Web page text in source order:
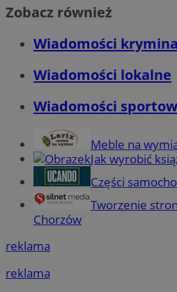
Zobacz również
Wiadomości
Wiadomości lokalne
Wiadomości
Meble na
Jak wyrobić
Części
Tworzenie
Chorzów
reklama
reklama